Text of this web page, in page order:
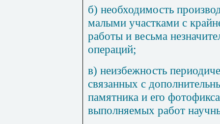
б) необходимость
малыми участками с
работы и весьма
операций;
в) неизбежность
связанных с
памятника и его
выполняемых работ